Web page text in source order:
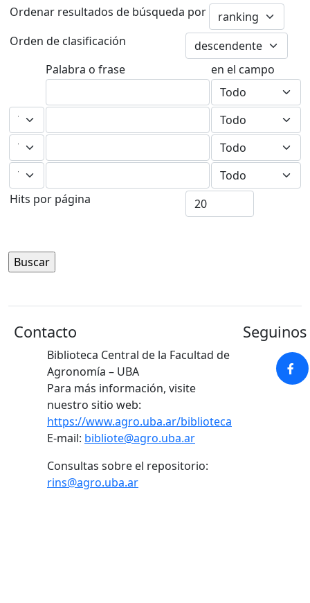
Ordenar resultados de búsqueda por
Orden de clasificación
Palabra o frase
en el campo
Hits por página
Contacto
Biblioteca Central de la Facultad de
Agronomía – UBA
Para más información, visite
nuestro sitio web:
https://www.agro.uba.ar/biblioteca
E-mail: bibliote@agro.uba.ar
Consultas sobre el repositorio:
rins@agro.uba.ar